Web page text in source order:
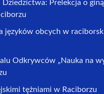
Dziedzictwa: Prelekcja o
języków obcych w
Odkrywców „Nauka na
tężniami w Raciborzu